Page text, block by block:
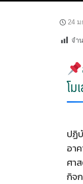
24 ม
จำ
โม
ปฏิ
อา
ศา
กิจ